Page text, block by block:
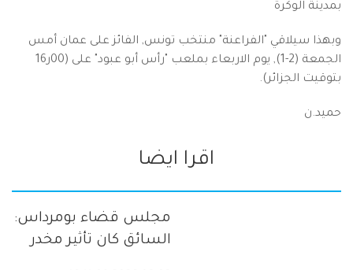
بمدينة الوكرة
وبهذا سيلاقي "الفراعنة" منتخب تونس, الفائز على عمان أمس
الجمعة (2-1), يوم الاربعاء بملعب "رأس أبو عبود" على (00ر16
بتوقيت الجزائر).
حميد.ن
اقرا ايضا
مجلس قضاء بومرداس:
السائق كان تأثير مخدر